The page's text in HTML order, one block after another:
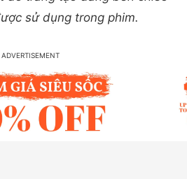
sử dụng trong phim.